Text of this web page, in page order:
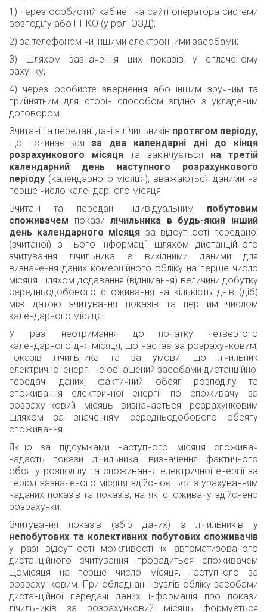
1) через особистий кабінет на сайті оператора системи
розподілу або ППКО (у ролі ОЗД);
2) за телефоном чи іншими електронними засобами;
3) шляхом зазначення цих показів у сплаченому
рахунку;
4) через особисте звернення або іншим зручним та
прийнятним для сторін способом згідно з укладеним
договором.
Зчитані та передані дані з лічильників протягом періоду,
що починається за два календарні дні до кінця
розрахункового місяця та закінчується на третій
календарний день наступного розрахункового
періоду (календарного місяця), вважаються даними на
перше число календарного місяця.
Зчитані та передані індивідуальним побутовим
споживачем показилічильника в будь-який інший
день календарного місяця за відсутності переданої
(зчитаної) з нього інформації шляхом дистанційного
зчитування лічильника є вихідними даними для
визначення даних комерційного обліку на перше число
місяця шляхом додавання (віднімання) величини добутку
середньодобового споживання на кількість днів (діб)
між датою зчитування показів та першим числом
календарного місяця.
У разі неотримання до початку четвертого
календарного дня місяця, що настає за розрахунковим,
показів лічильника та за умови, що лічильник
електричної енергії не оснащений засобами дистанційної
передачі даних, фактичний обсяг розподілу та
споживання електричної енергії по споживачу за
розрахунковий місяць визначається розрахунковим
шляхом за значенням середньодобового обсягу
споживання.
Якщо за підсумками наступного місяця споживач
надасть покази лічильника, визначення фактичного
обсягу розподілу та споживання електричної енергії за
період зазначеного місяця здійснюється з урахуванням
наданих показів та показів, на які споживачу здійснено
розрахунки.
Зчитування показів (збір даних) з лічильників у
непобутових та колективних побутових споживачів
у разі відсутності можливості їх автоматизованого
дистанційного зчитування провадиться споживачем
щомісяця на перше число місяця, наступного за
розрахунковим. При обладнанні вузлів обліку засобами
дистанційної передачі даних інформація про покази
лічильників за розрахунковий місяць формується